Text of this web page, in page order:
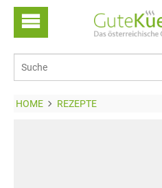
HOME REZEPTE